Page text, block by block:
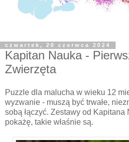
czwartek, 20 czerwca 2024
Kapitan Nauka -
Zwierzęta
Puzzle dla malucha w wieku 12
wyzwanie - muszą być trwałe,
sobą łączyć. Zestawy od Kapitana
pokażę, takie właśnie są.